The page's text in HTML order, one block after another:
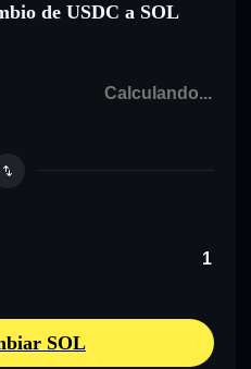
de USDC a SOL
SOL